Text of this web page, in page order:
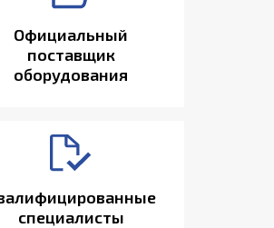
Официальный
поставщик
оборудования
специалисты